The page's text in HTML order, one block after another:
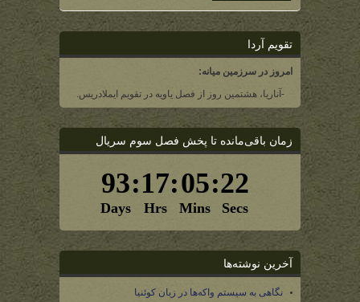
تقویم آردا
امروز در سرزمین میانه:
-آناریا، هشتمین روز از فصل یاویه در تقویم ایملادریس.
زمان باقی‌مانده تا پخش فصل سوم سریال
آخرین نوشته‌ها
نگاهی به سیستم واکه‌ها در زبان کوئنیا